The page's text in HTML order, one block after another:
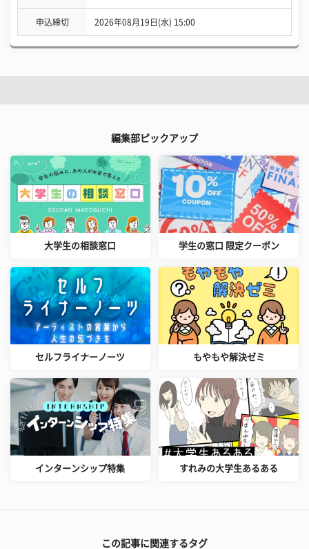
申込締切 2026年08月19日(水) 15:00
編集部ピックアップ
大学生の相談窓口 学生の窓口 限定クーポン
セルフライナーノーツ もやもや解決ゼミ
インターンシップ特集 すれみの大学生あるある
この記事に関連するタグ